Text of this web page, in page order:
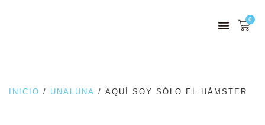
0
INICIO / UNALUNA / AQUÍ SOY SÓLO EL HÁMSTER